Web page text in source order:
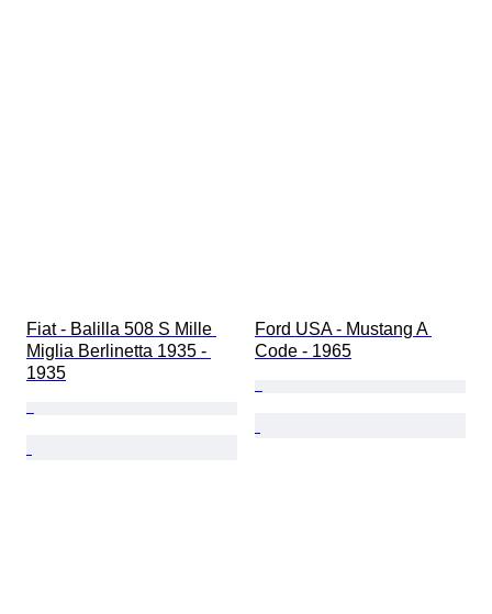
Fiat - Balilla 508 S Mille
Miglia Berlinetta 1935 -
1935
Ford USA - Mustang A
Code - 1965